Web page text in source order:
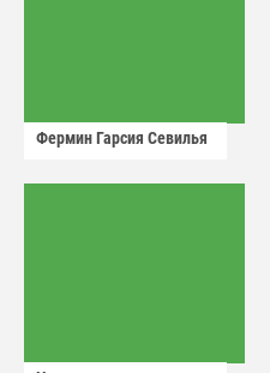
Фермин Гарсия Севилья